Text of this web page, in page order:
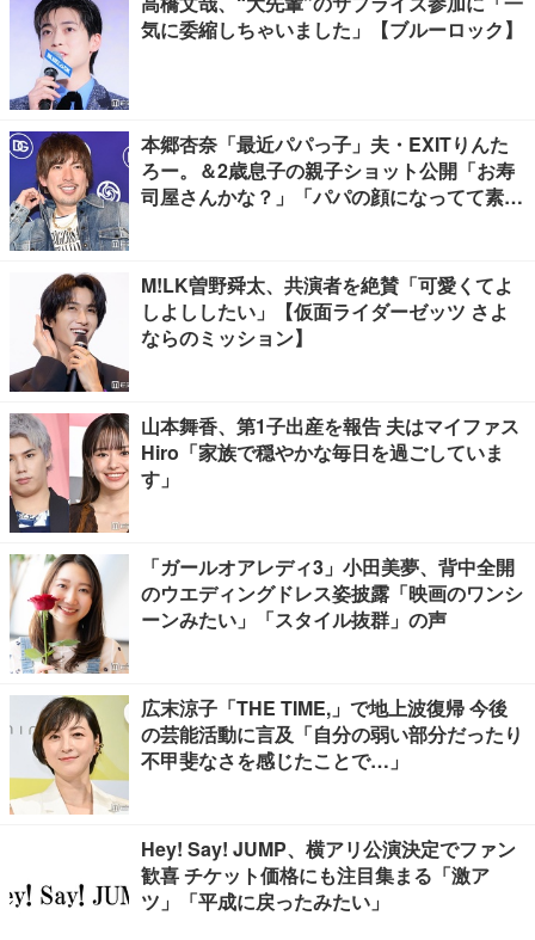
気に委縮しちゃいました」【ブルーロック】
本郷杏奈「最近パパっ子」夫・EXITりんた
ろー。＆2歳息子の親子ショット公開「お寿
司屋さんかな？」「パパの顔になってて素
M!LK曽野舜太、共演者を絶賛「可愛くてよ
しよししたい」【仮面ライダーゼッツ さよ
ならのミッション】
山本舞香、第1子出産を報告 夫はマイファス
Hiro「家族で穏やかな毎日を過ごしていま
す」
「ガールオアレディ3」小田美夢、背中全開
のウエディングドレス姿披露「映画のワンシ
ーンみたい」「スタイル抜群」の声
広末涼子「THE TIME,」で地上波復帰 今後
の芸能活動に言及「自分の弱い部分だったり
不甲斐なさを感じたことで…」
Hey! Say! JUMP、横アリ公演決定でファン
歓喜 チケット価格にも注目集まる「激ア
ツ」「平成に戻ったみたい」